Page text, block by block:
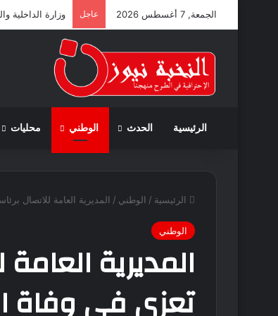
الجمعة, 7 أغسطس 2026 عاجل وزارة الداخلية
الرئيسية الحدث الوطني محليات
الرئيسية / الوطني / المديرية العامة للاتصال
الوطني
المديرية
تعزي في وفاة